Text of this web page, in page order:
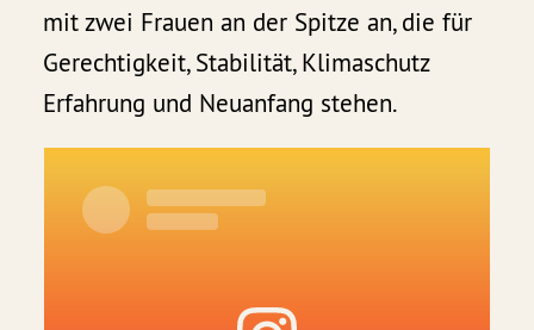
mit zwei Frauen an der Spitze an, die für
Gerechtigkeit, Stabilität, Klimaschutz
Erfahrung und Neuanfang stehen.